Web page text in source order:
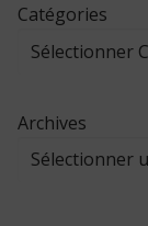
Catégories
Archives